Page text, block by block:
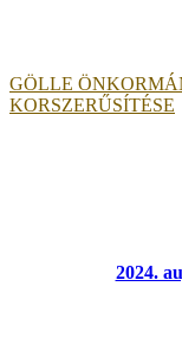
GÖLLE
KORSZERŰSÍTÉSE
2024.